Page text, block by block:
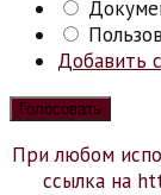
Добавить
При любом
ссылка на